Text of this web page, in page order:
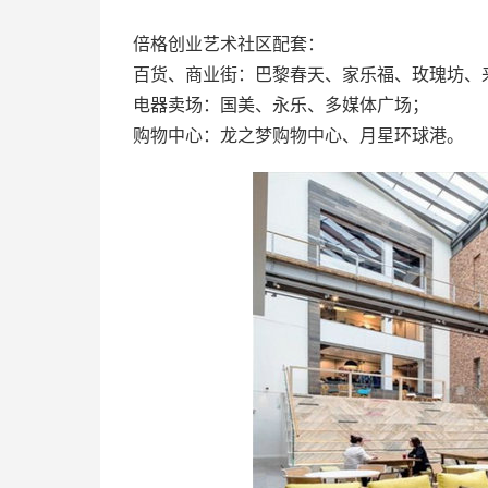
倍格创业艺术社区配套：
百货、商业街：巴黎春天、家乐福、玫瑰坊、
电器卖场：国美、永乐、多媒体广场；
购物中心：龙之梦购物中心、月星环球港。